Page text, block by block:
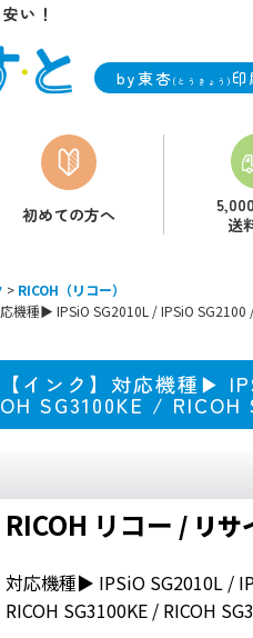
い！
by東杏 (とうきょう) 印
初めての方へ
送
> RICOH（リコー）
種▶ IPSiO SG2010L / IPSiO SG2100 /
インク】対応機種▶
SG3100KE /
RICOH リコー / リサ
対応機種▶ IPSiO SG2010L /
RICOH SG3100KE / RICOH